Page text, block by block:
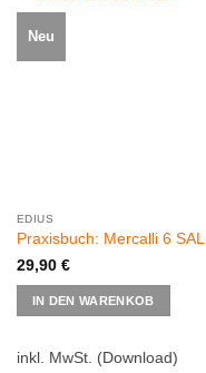
Neu
EDIUS
Praxisbuch: Mercalli 6 SAL
29,90 €
IN DEN WARENKOB
inkl. MwSt. (Download)